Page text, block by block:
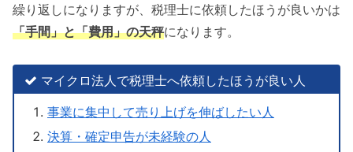
繰り返しになりますが、税理士に依頼したほうが良いかは
「手間」と「費用」の天秤になります。
マイクロ法人で税理士へ依頼したほうが良い人
事業に集中して売り上げを伸ばしたい人
決算・確定申告が未経験の人